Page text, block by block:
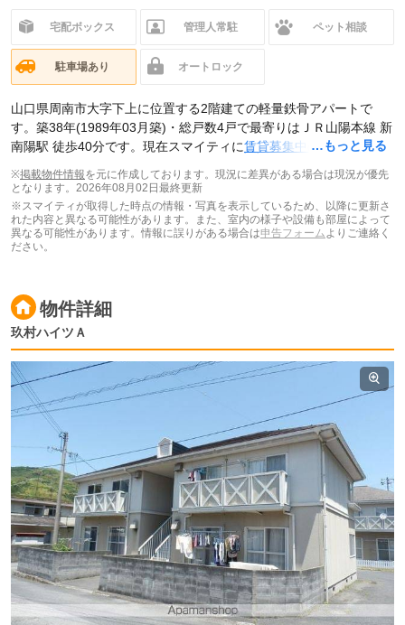
宅配ボックス 管理人常駐 ペット相談
駐車場あり オートロック
…もっと見る
山口県周南市大字下上に位置する2階建ての軽量鉄骨アパートで
す。築38年(1989年03月築)・総戸数4戸で最寄りはＪＲ山陽本線 新
南陽駅 徒歩40分です。現在スマイティに賃貸募集中の部屋が1件
(3K)掲載されています。
※掲載物件情報を元に作成しております。現況に差異がある場合は現況が優先
となります。 2026年08月02日最終更新
※スマイティが取得した時点の情報・写真を表示しているため、以降に更新さ
れた内容と異なる可能性があります。また、室内の様子や設備も部屋によって
異なる可能性があります。情報に誤りがある場合は申告フォームよりご連絡く
ださい。
物件詳細
玖村ハイツＡ